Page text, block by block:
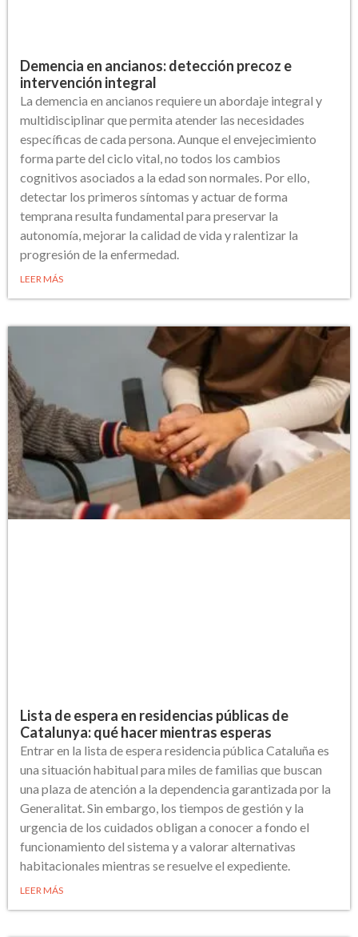
Demencia en ancianos: detección precoz e
intervención integral
La demencia en ancianos requiere un abordaje integral y
multidisciplinar que permita atender las necesidades
específicas de cada persona. Aunque el envejecimiento
forma parte del ciclo vital, no todos los cambios
cognitivos asociados a la edad son normales. Por ello,
detectar los primeros síntomas y actuar de forma
temprana resulta fundamental para preservar la
autonomía, mejorar la calidad de vida y ralentizar la
progresión de la enfermedad.
LEER MÁS
Lista de espera en residencias públicas de
Catalunya: qué hacer mientras esperas
Entrar en la lista de espera residencia pública Cataluña es
una situación habitual para miles de familias que buscan
una plaza de atención a la dependencia garantizada por la
Generalitat. Sin embargo, los tiempos de gestión y la
urgencia de los cuidados obligan a conocer a fondo el
funcionamiento del sistema y a valorar alternativas
habitacionales mientras se resuelve el expediente.
LEER MÁS